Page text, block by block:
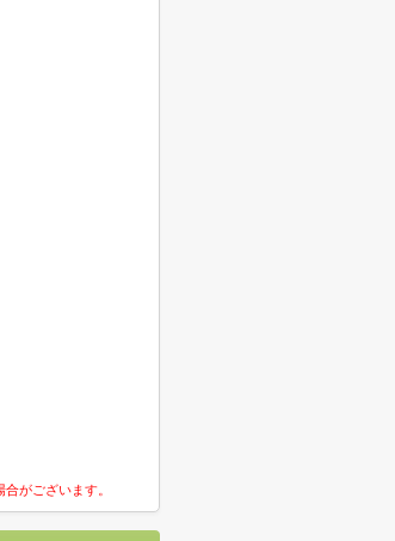
がございます。